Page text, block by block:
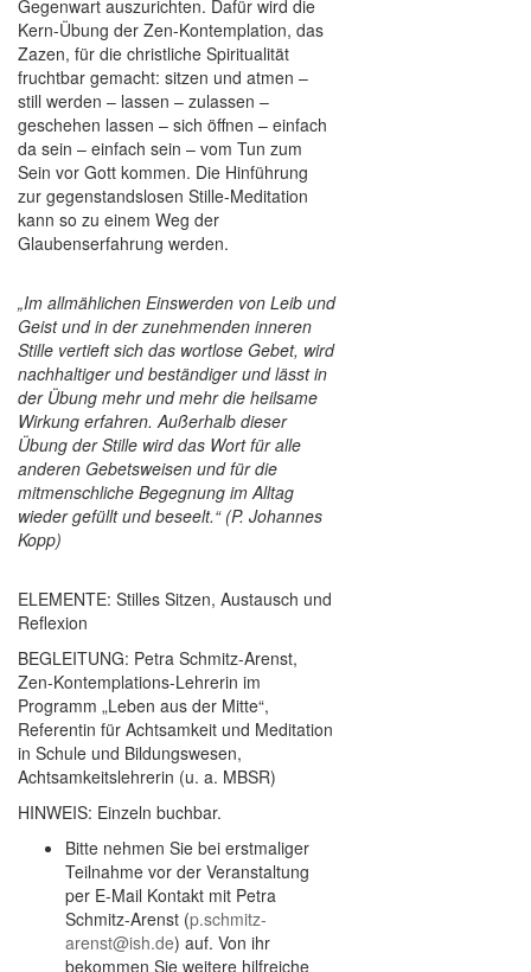
Gegenwart auszurichten. Dafür wird die
Kern-Übung der Zen-Kontemplation, das
Zazen, für die christliche Spiritualität
fruchtbar gemacht: sitzen und atmen –
still werden – lassen – zulassen –
geschehen lassen – sich öffnen – einfach
da sein – einfach sein – vom Tun zum
Sein vor Gott kommen. Die Hinführung
zur gegenstandslosen Stille-Meditation
kann so zu einem Weg der
Glaubenserfahrung werden.
„Im allmählichen Einswerden von Leib und
Geist und in der zunehmenden inneren
Stille vertieft sich das wortlose Gebet, wird
nachhaltiger und beständiger und lässt in
der Übung mehr und mehr die heilsame
Wirkung erfahren. Außerhalb dieser
Übung der Stille wird das Wort für alle
anderen Gebetsweisen und für die
mitmenschliche Begegnung im Alltag
wieder gefüllt und beseelt.“ (P. Johannes
Kopp)
ELEMENTE: Stilles Sitzen, Austausch und
Reflexion
BEGLEITUNG: Petra Schmitz-Arenst,
Zen-Kontemplations-Lehrerin im
Programm „Leben aus der Mitte“,
Referentin für Achtsamkeit und Meditation
in Schule und Bildungswesen,
Achtsamkeitslehrerin (u. a. MBSR)
HINWEIS: Einzeln buchbar.
Bitte nehmen Sie bei erstmaliger
Teilnahme vor der Veranstaltung
per E-Mail Kontakt mit Petra
Schmitz-Arenst (p.schmitz-
arenst@ish.de) auf. Von ihr
bekommen Sie weitere hilfreiche